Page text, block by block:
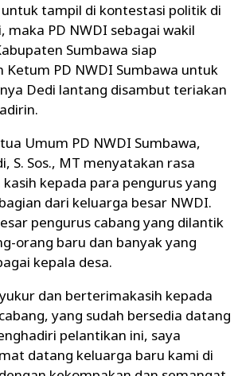
tampil di kontestasi politik di
maka PD NWDI sebagai wakil
Sumbawa siap
Ketum PD NWDI Sumbawa untuk
Dedi lantang disambut teriakan
Umum PD NWDI Sumbawa,
S. Sos., MT menyatakan rasa
kepada para pengurus yang
dari keluarga besar NWDI.
pengurus cabang yang dilantik
orang baru dan banyak yang
kepala desa.
dan berterimakasih kepada
yang sudah bersedia datang
pelantikan ini, saya
datang keluarga baru kami di